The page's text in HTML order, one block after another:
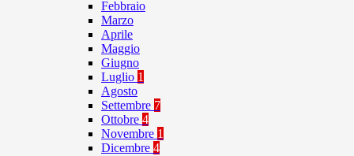
Febbraio
Marzo
Aprile
Maggio
Giugno
Luglio 1
Agosto
Settembre 7
Ottobre 4
Novembre 1
Dicembre 4